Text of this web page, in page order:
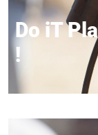
Do iT
!